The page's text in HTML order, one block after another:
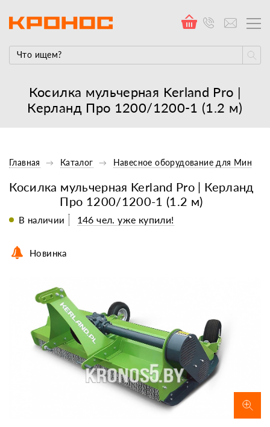
Косилка мульчерная Kerland Pro |
Керланд Про 1200/1200-1 (1.2 м)
Главная Каталог Навесное оборудование для
Косилка мульчерная Kerland Pro | Керланд
Про 1200/1200-1 (1.2 м)
В наличии 146 чел. уже купили!
Новинка